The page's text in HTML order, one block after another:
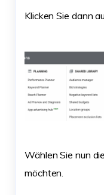
Klicken Sie dann
Wählen Sie nun
möchten.